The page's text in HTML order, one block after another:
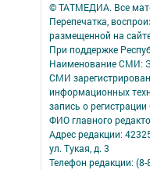
© ТАТМЕДИА. Все
Перепечатка,
размещенной на
При поддержке
Наименование СМИ:
СМИ
информационных
запись о
ФИО главного
Адрес редакции:
ул. Тукая, д. 3
Телефон редакции: (8-